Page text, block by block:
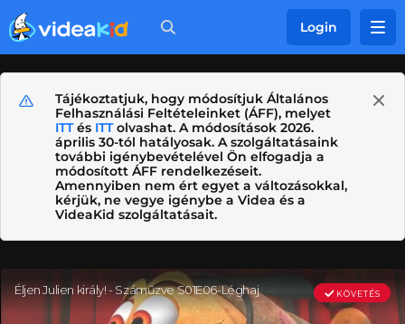
Login
Tájékoztatjuk, hogy módosítjuk Általános
Felhasználási Feltételeinket (ÁFF), melyet
ITTés ITTolvashat. A módosítások 2026.
április 30-tól hatályosak. A szolgáltatásaink
további igénybevételével Ön elfogadja a
módosított ÁFF rendelkezéseit.
Amennyiben nem ért egyet a változásokkal,
kérjük, ne vegye igénybe a Videa és a
VideaKid szolgáltatásait.